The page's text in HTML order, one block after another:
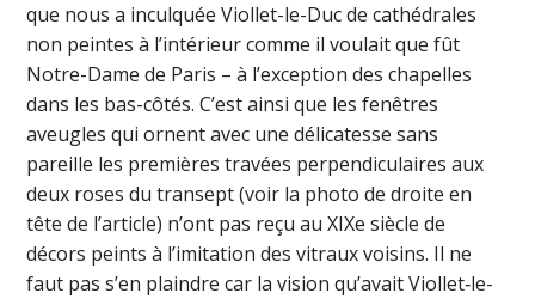
que nous a inculquée Viollet-le-Duc de cathédrales
non peintes à l’intérieur comme il voulait que fût
Notre-Dame de Paris – à l’exception des chapelles
dans les bas-côtés. C’est ainsi que les fenêtres
aveugles qui ornent avec une délicatesse sans
pareille les premières travées perpendiculaires aux
deux roses du transept (voir la photo de droite en
tête de l’article) n’ont pas reçu au XIXe siècle de
décors peints à l’imitation des vitraux voisins. Il ne
faut pas s’en plaindre car la vision qu’avait Viollet‑le-